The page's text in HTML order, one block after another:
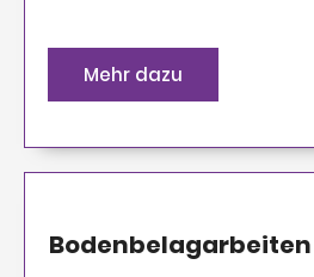
Mehr dazu
Bodenbelagarbeiten